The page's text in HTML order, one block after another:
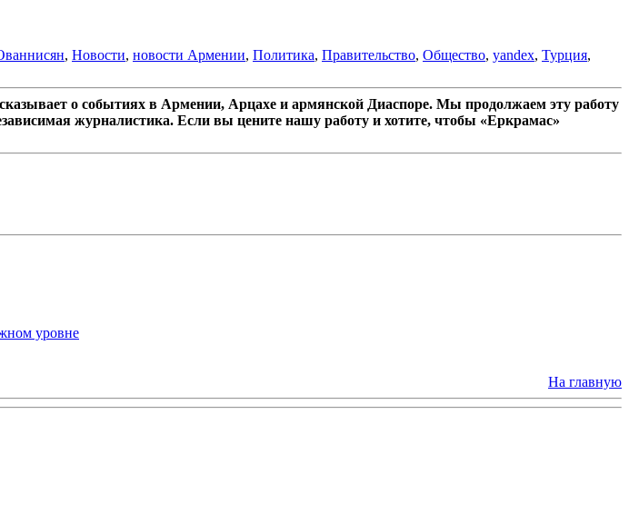
, Новости, новости Армении, Политика, Правительство, Общество, yandex, Турция,
о событиях в Армении, Арцахе и армянской Диаспоре. Мы продолжаем эту работу
журналистика. Если вы цените нашу работу и хотите, чтобы «Еркрамас»
уровне
На главную